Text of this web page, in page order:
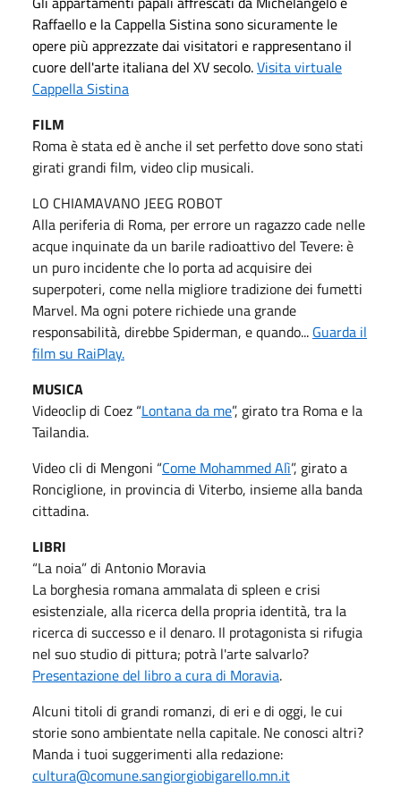
Raffaello e la Cappella Sistina sono sicuramente le
opere più apprezzate dai visitatori e rappresentano il
cuore dell'arte italiana del XV secolo.Visita virtuale
Cappella Sistina
FILM
Roma è stata ed è anche il set perfetto dove sono stati
girati grandi film, video clip musicali.
LO CHIAMAVANO JEEG ROBOT
Alla periferia di Roma, per errore un ragazzo cade nelle
acque inquinate da un barile radioattivo del Tevere: è
un puro incidente che lo porta ad acquisire dei
superpoteri, come nella migliore tradizione dei fumetti
Marvel. Ma ogni potere richiede una grande
responsabilità, direbbe Spiderman, e quando... Guarda il
film su RaiPlay.
MUSICA
Videoclip di Coez “Lontana da me”, girato tra Roma e la
Tailandia.
Video cli di Mengoni “Come Mohammed Alì”, girato a
Ronciglione, in provincia di Viterbo, insieme alla banda
cittadina.
LIBRI
“La noia” di Antonio Moravia
La borghesia romana ammalata di spleen e crisi
esistenziale, alla ricerca della propria identità, tra la
ricerca di successo e il denaro. Il protagonista si rifugia
nel suo studio di pittura; potrà l'arte salvarlo?
Presentazione del libro a cura di Moravia.
Alcuni titoli di grandi romanzi, di eri e di oggi, le cui
storie sono ambientate nella capitale. Ne conosci altri?
Manda i tuoi suggerimenti alla redazione:
cultura@comune.sangiorgiobigarello.mn.it